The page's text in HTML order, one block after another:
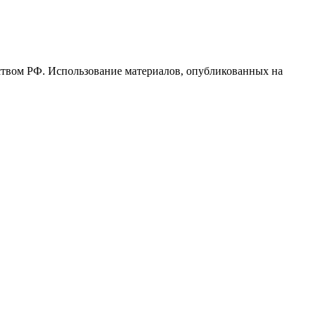
РФ. Использование материалов, опубликованных на